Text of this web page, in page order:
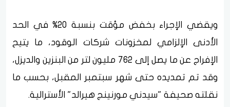
ويقضي الإجراء بخفض مؤقت بنسبة 20% في الحد
الأدنى الإلزامي لمخزونات شركات الوقود، ما يتيح
الإفراج عن ما يصل إلى 762 مليون لتر من البنزين والديزل،
وقد تم تمديده حتى شهر سبتمبر المقبل، بحسب ما
نقلته صحيفة "سيدني مورنينج هيرالد" الأسترالية.